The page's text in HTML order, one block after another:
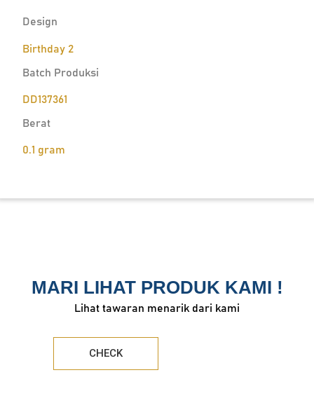
Design
Birthday 2
Batch Produksi
DD137361
Berat
0.1 gram
MARI LIHAT PRODUK KAMI !
Lihat tawaran menarik dari kami
CHECK